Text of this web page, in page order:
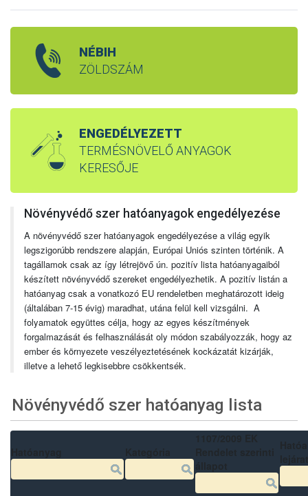
NÉBIH
ZÖLDSZÁM
ENGEDÉLYEZETT
TERMÉSNÖVELŐ ANYAGOK
KERESŐJE
Növényvédő szer hatóanyagok engedélyezése
A növényvédő szer hatóanyagok engedélyezése a világ egyik
legszigorúbb rendszere alapján, Európai Uniós szinten történik. A
tagállamok csak az így létrejövő ún. pozitív lista hatóanyagaiból
készített növényvédő szereket engedélyezhetik. A pozitív listán a
hatóanyag csak a vonatkozó EU rendeletben meghatározott ideig
(általában 7-15 évig) maradhat, utána felül kell vizsgálni. A
folyamatok együttes célja, hogy az egyes készítmények
forgalmazását és felhasználását oly módon szabályozzák, hogy az
ember és környezete veszélyeztetésének kockázatát kizárják,
illetve a lehető legkisebbre csökkentsék.
Növényvédő szer hatóanyag lista